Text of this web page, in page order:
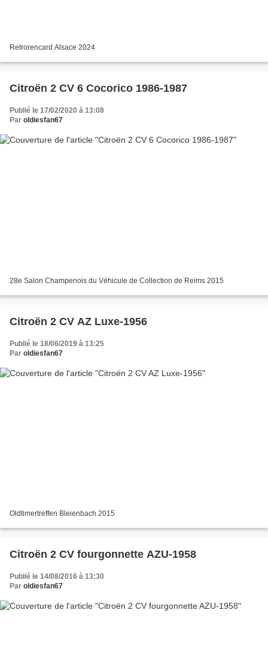
Retrorencard Alsace 2024
Citroën 2 CV 6 Cocorico 1986-1987
Publié le 17/02/2020 à 13:08
Par oldiesfan67
28e Salon Champenois du Véhicule de Collection de Reims 2015
Citroën 2 CV AZ Luxe-1956
Publié le 18/06/2019 à 13:25
Par oldiesfan67
Oldtimertreffen Bleienbach 2015
Citroën 2 CV fourgonnette AZU-1958
Publié le 14/08/2016 à 13:30
Par oldiesfan67